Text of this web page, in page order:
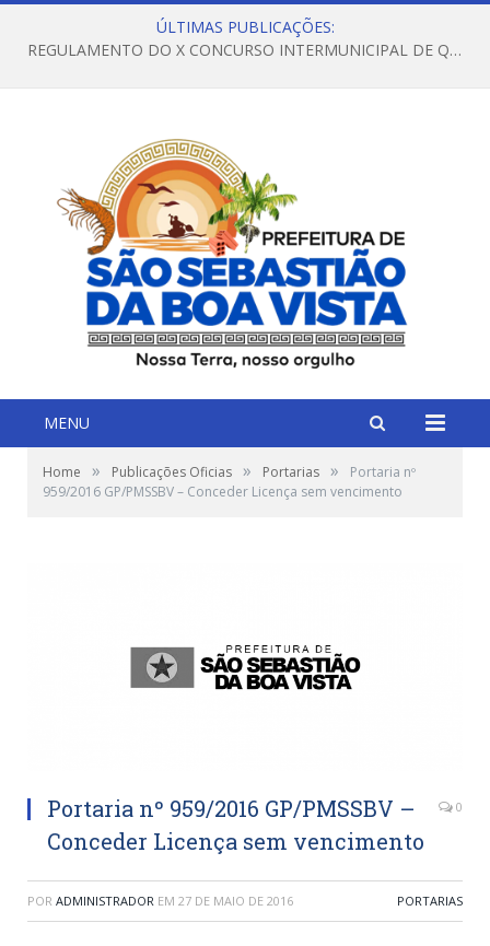
ÚLTIMAS PUBLICAÇÕES:
REGULAMENTO DO X CONCURSO INTERMUNICIPAL DE QUADRILHAS JUNINAS – 2026 – ARRAIÁ DA VENEZA
MENU
Home » Publicações Oficias » Portarias »
Portaria nº
959/2016 GP/PMSSBV – Conceder Licença sem vencimento
Portaria nº 959/2016 GP/PMSSBV –
Conceder Licença sem vencimento
0
POR ADMINISTRADOR EM 27 DE MAIO DE 2016 PORTARIAS